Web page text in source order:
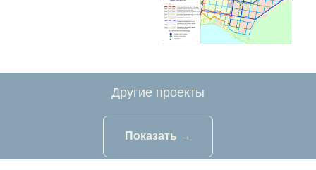
Другие проекты
Показать →